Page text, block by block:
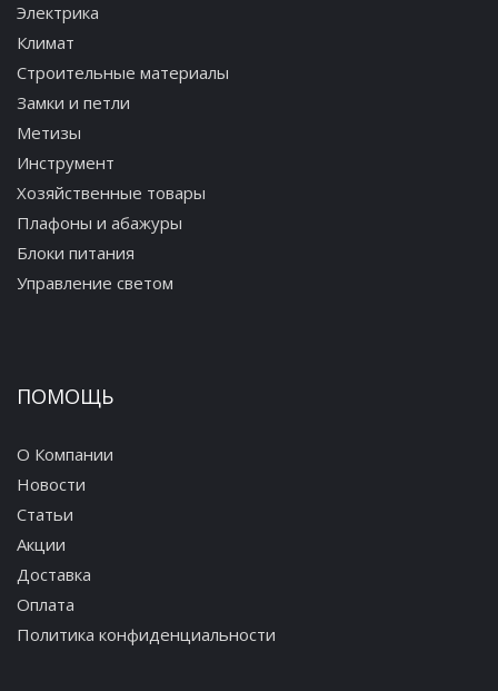
Электрика
Климат
Строительные материалы
Замки и петли
Метизы
Инструмент
Хозяйственные товары
Плафоны и абажуры
Блоки питания
Управление светом
ПОМОЩЬ
О Компании
Новости
Статьи
Акции
Доставка
Оплата
Политика конфиденциальности